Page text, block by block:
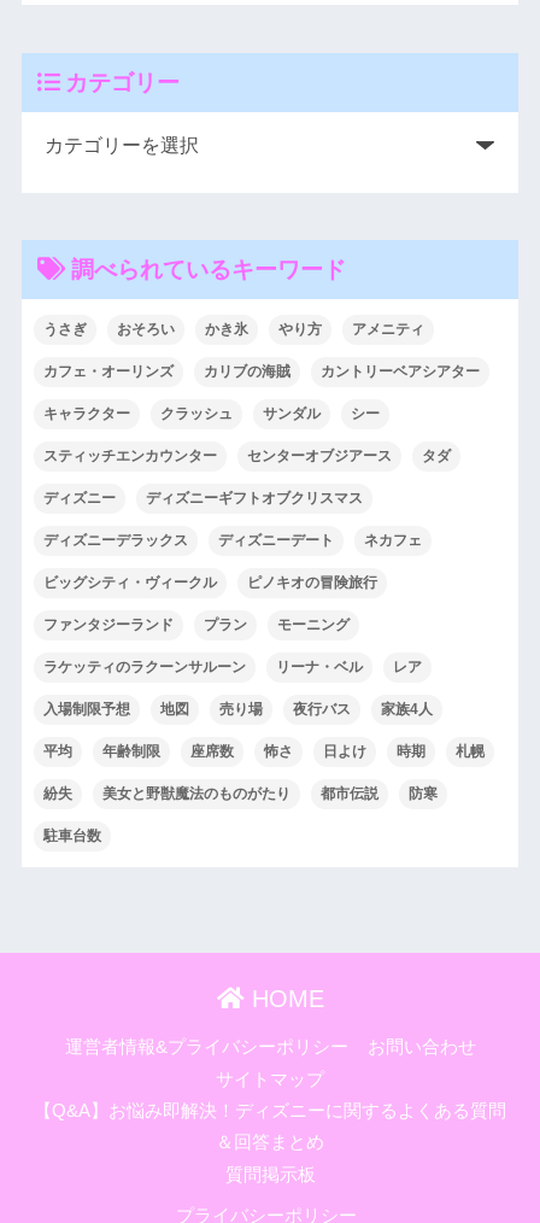
カテゴリー
調べられているキーワード
うさぎ おそろい かき氷 やり方 アメニティ
カフェ・オーリンズ カリブの海賊 カントリーベアシアター
キャラクター クラッシュ サンダル シー
スティッチエンカウンター センターオブジアース タダ
ディズニー ディズニーギフトオブクリスマス
ディズニーデラックス ディズニーデート ネカフェ
ビッグシティ・ヴィークル ピノキオの冒険旅行
ファンタジーランド プラン モーニング
ラケッティのラクーンサルーン リーナ・ベル レア
入場制限予想 地図 売り場 夜行バス 家族4人
平均 年齢制限 座席数 怖さ 日よけ 時期 札幌
紛失 美女と野獣魔法のものがたり 都市伝説 防寒
駐車台数
HOME
運営者情報&プライバシーポリシー
お問い合わせ
サイトマップ
【Q&A】お悩み即解決！ディズニーに関するよくある質問
＆回答まとめ
質問掲示板
プライバシーポリシー